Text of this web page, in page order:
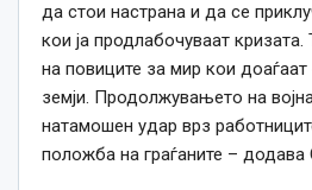
да стои настрана и да се
кои ја продлабочуваат
на повиците за мир кои доаѓаат
земји. Продолжувањето на
натамошен удар врз
положба на граѓаните – додава